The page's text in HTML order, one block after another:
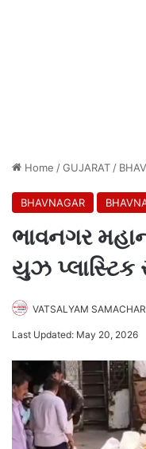
Home /GUJARAT /
BHAVNAGAR
ભાવનગર
યુઝ પ્લાસ્ટિક
VATSALYAM SAMACHAR
Last Updated: May 20, 2026